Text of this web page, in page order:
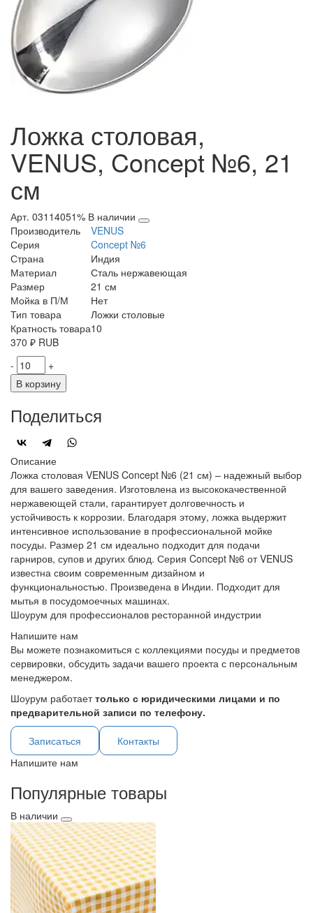
Ложка столовая,
VENUS, Concept №6, 21
см
Арт. 03114051% В наличии
Производитель
VENUS
Серия
Concept №6
Страна
Индия
Материал
Сталь нержавеющая
Размер
21 см
Мойка в П/М
Нет
Тип товара
Ложки столовые
Кратность товара10
370 ₽ RUB
-
+
В корзину
Поделиться
Описание
Ложка столовая VENUS Concept №6 (21 см) – надежный выбор
для вашего заведения. Изготовлена из высококачественной
нержавеющей стали, гарантирует долговечность и
устойчивость к коррозии. Благодаря этому, ложка выдержит
интенсивное использование в профессиональной мойке
посуды. Размер 21 см идеально подходит для подачи
гарниров, супов и других блюд. Серия Concept №6 от VENUS
известна своим современным дизайном и
функциональностью. Произведена в Индии. Подходит для
мытья в посудомоечных машинах.
Шоурум для профессионалов ресторанной индустрии
Напишите нам
Вы можете познакомиться с коллекциями посуды и предметов
сервировки, обсудить задачи вашего проекта с персональным
менеджером.
Шоурум работаеттолько с юридическими лицами и по
предварительной записи по телефону.
Записаться
Контакты
Напишите нам
Популярные товары
В наличии